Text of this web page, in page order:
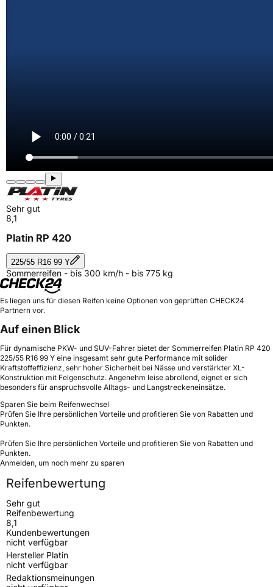
Sehr gut
8,1
Platin RP 420
225/55 R16 99 Y
Sommerreifen - bis 300 km/h - bis 775 kg
Es liegen uns für diesen Reifen keine Optionen von geprüften CHECK24
Partnern vor.
Auf einen Blick
Für dynamische PKW- und SUV-Fahrer bietet der Sommerreifen Platin RP 420
225/55 R16 99 Y eine insgesamt sehr gute Performance mit solider
Kraftstoffeffizienz, sehr hoher Sicherheit bei Nässe und verstärkter XL-
Konstruktion mit Felgenschutz. Angenehm leise abrollend, eignet er sich
besonders für anspruchsvolle Alltags- und Langstreckeneinsätze.
Sparen Sie beim Reifenwechsel
Prüfen Sie Ihre persönlichen Vorteile und profitieren Sie von Rabatten und
Punkten.
Prüfen Sie Ihre persönlichen Vorteile und profitieren Sie von Rabatten und
Punkten.
Anmelden, um noch mehr zu sparen
Reifenbewertung
Sehr gut
Reifenbewertung
8,1
Kundenbewertungen
nicht verfügbar
Hersteller Platin
nicht verfügbar
Redaktionsmeinungen